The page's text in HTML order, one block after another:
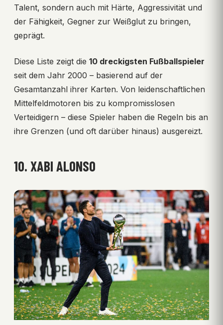
Talent, sondern auch mit Härte, Aggressivität und
der Fähigkeit, Gegner zur Weißglut zu bringen,
geprägt.
Diese Liste zeigt die 10 dreckigsten Fußballspieler
seit dem Jahr 2000 – basierend auf der
Gesamtanzahl ihrer Karten. Von leidenschaftlichen
Mittelfeldmotoren bis zu kompromisslosen
Verteidigern – diese Spieler haben die Regeln bis an
ihre Grenzen (und oft darüber hinaus) ausgereizt.
10. XABI ALONSO